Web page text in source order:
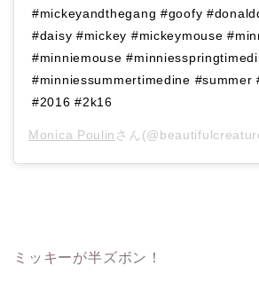
#mickeyandthegang #goofy
#daisy #mickey #mickeymouse
#minniemouse
#minniessummertimedine #summer
#2016 #2k16
Monica Poulin さん
ミッキーが半ズボン！